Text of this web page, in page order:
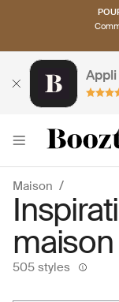
Maison
maison
505 styles